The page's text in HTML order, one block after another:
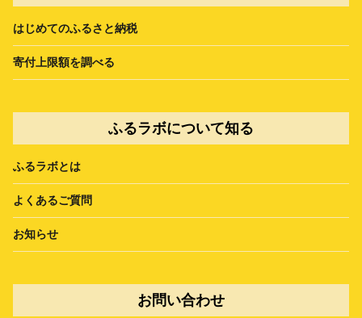
はじめてのふるさと納税
寄付上限額を調べる
ふるラボについて知る
ふるラボとは
よくあるご質問
お知らせ
お問い合わせ